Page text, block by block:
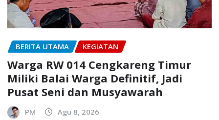
BERITA UTAMA KEGIATAN
Warga RW 014 Cengkareng Timur
Miliki Balai Warga Definitif, Jadi
Pusat Seni dan Musyawarah
PM Agu 8, 2026